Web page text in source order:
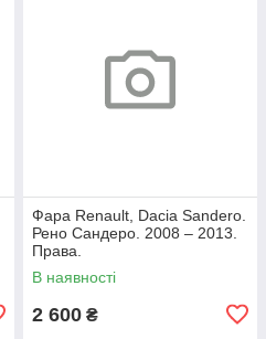
Фара Renault, Dacia Sandero.
Рено Сандеро. 2008 – 2013.
Права.
В наявності
2 600 ₴